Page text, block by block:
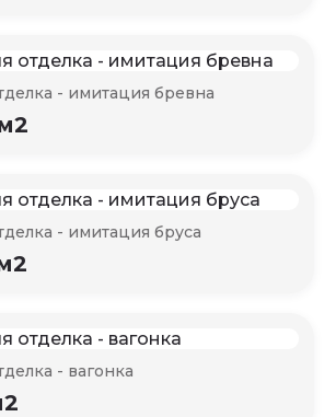
- имитация бревна
- имитация бруса
- вагонка